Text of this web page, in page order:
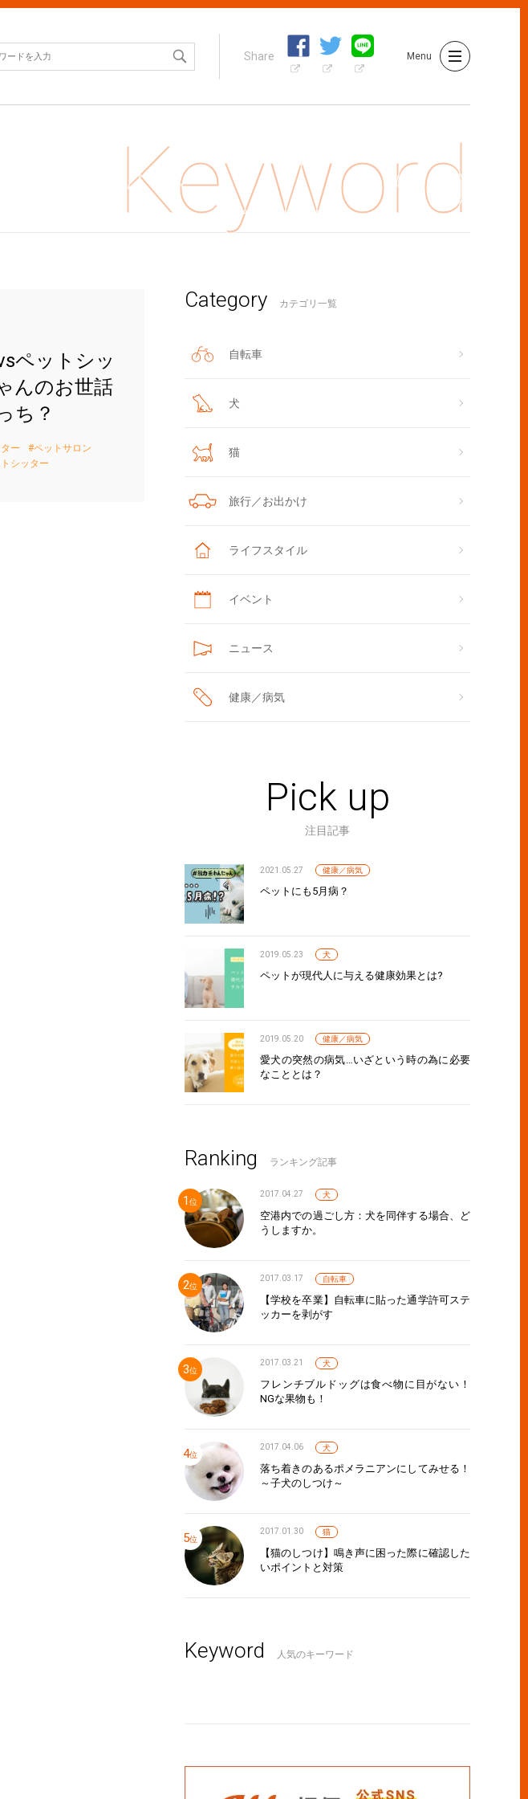
Share Menu
ペットホテルvsペットシッター。ネコちゃんのお世話を頼むならどっ
ペットシッ
んのお世話
ち？
ー
ペットサロン
シッター
Category カテゴリ一覧
自転車
犬
猫
旅行／お出かけ
ライフスタイル
イベント
ニュース
健康／病気
Pick up
注目記事
2021.05.27 健康／病気
ペットにも5月病？
2019.05.23 犬
ペットが現代人に与える健康効果とは?
2019.05.20 健康／病気
愛犬の突然の病気…いざという時の為に必要
なこととは？
Ranking ランキング記事
2017.04.27 犬
空港内での過ごし方：犬を同伴する場合、ど
うしますか。
2017.03.17 自転車
【学校を卒業】自転車に貼った通学許可ステ
ッカーを剥がす
2017.03.21 犬
フレンチブルドッグは食べ物に目がない！
NGな果物も！
2017.04.06 犬
落ち着きのあるポメラニアンにしてみせる！
～子犬のしつけ～
2017.01.30 猫
【猫のしつけ】鳴き声に困った際に確認した
いポイントと対策
Keyword 人気のキーワード